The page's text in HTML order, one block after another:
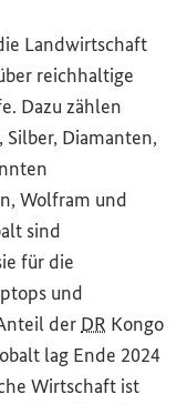
Landwirtschaft
reichhaltige
Dazu zählen
Diamanten,
Wolfram und
sind
für die
und
der DR Kongo
lag Ende 2024
Wirtschaft ist